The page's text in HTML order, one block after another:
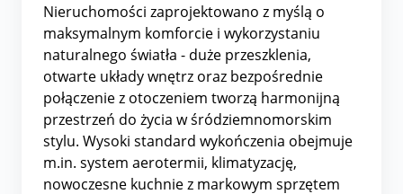
Nieruchomości zaprojektowano z myślą o
maksymalnym komforcie i wykorzystaniu
naturalnego światła - duże przeszklenia,
otwarte układy wnętrz oraz bezpośrednie
połączenie z otoczeniem tworzą harmonijną
przestrzeń do życia w śródziemnomorskim
stylu. Wysoki standard wykończenia obejmuje
m.in. system aerotermii, klimatyzację,
nowoczesne kuchnie z markowym sprzętem